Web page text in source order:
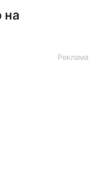
на
Реклама